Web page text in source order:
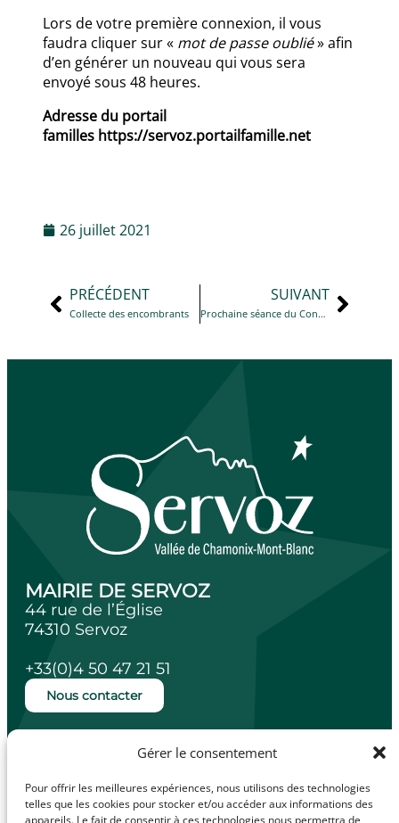
Gérer le consentement
Pour offrir les meilleures expériences, nous utilisons des technologies
telles que les cookies pour stocker et/ou accéder aux informations des
appareils. Le fait de consentir à ces technologies nous permettra de
Lors de votre première connexion, il vous
faudra cliquer sur « mot de passe oublié» afin
d’en générer un nouveau qui vous sera
envoyé sous 48 heures.
Adresse du portail
familles https://servoz.portailfamille.net
26 juillet 2021
PRÉCÉDENT
Collecte des encombrants
SUIVANT
Prochaine séance du Conseil Municipal
MAIRIE DE SERVOZ
44 rue de l’Église
74310 Servoz
+33(0)4 50 47 21 51
Nous contacter
Lundi, mardi, jeudi et vendredi de 14h à
Mercredi de 10h à 12h.